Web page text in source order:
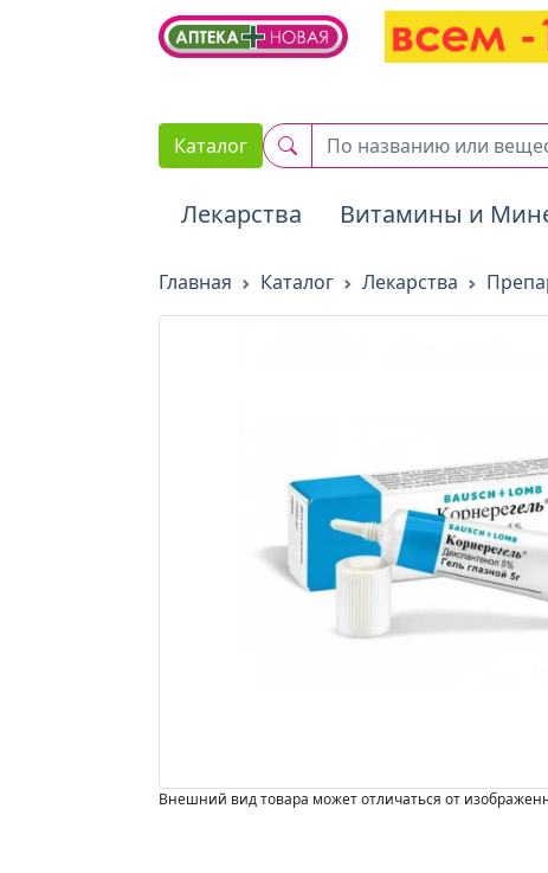
2. Вставьте этот код сразу же после открывающего тега :
Каталог
Лекарства Витамины и
Главная Каталог Лекарства
Внешний вид товара может отличаться от